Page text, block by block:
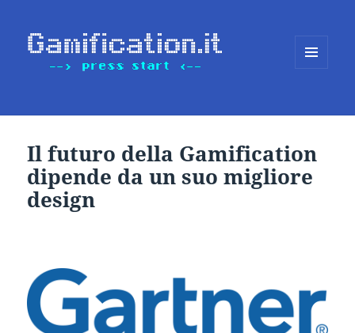
Il futuro della Gamification
dipende da un suo migliore
design